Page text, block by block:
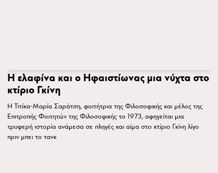
Η ελαφίνα και ο Ηφαιστίωνας μια νύχτα στο
κτίριο Γκίνη
Η Τιτίκα-Μαρία Σαράτση, φοιτήτρια της Φιλοσοφικής και μέλος της
Επιτροπής Φοιτητών της Φιλοσοφικής το 1973, αφηγείται μια
τρυφερή ιστορία ανάμεσα σε πληγές και αίμα στο κτίριο Γκίνη λίγο
πριν μπει το τανκ